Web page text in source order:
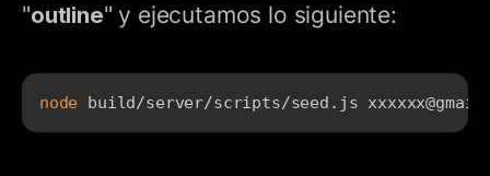
"outline" y ejecutamos lo siguiente:
node build/server/scripts/seed.js